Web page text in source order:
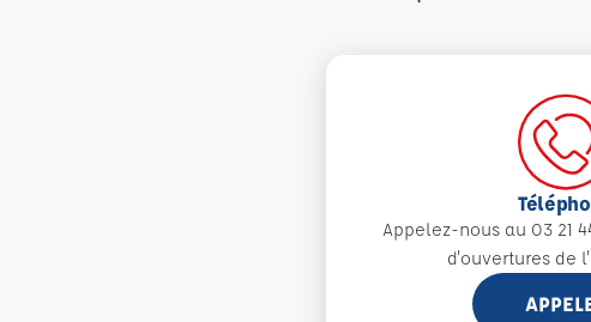
Appelez-nous au 03 21
d'ouvertures de